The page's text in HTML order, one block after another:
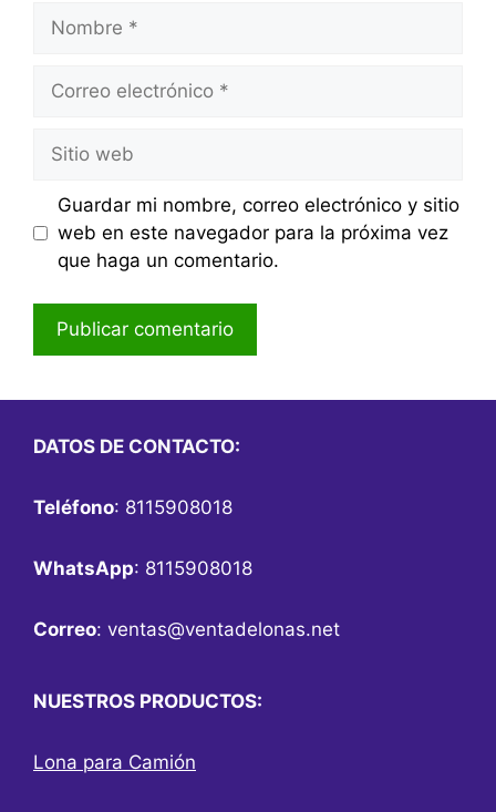
Nombre
Correo
Sitio
web
Guardar mi nombre, correo electrónico y sitio
web en este navegador para la próxima vez
que haga un comentario.
DATOS DE CONTACTO:
Teléfono: 8115908018
WhatsApp: 8115908018
Correo: ventas@ventadelonas.net
NUESTROS PRODUCTOS:
Lona para Camión